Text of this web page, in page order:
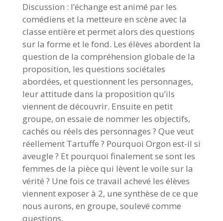
Discussion : l’échange est animé par les
comédiens et la metteure en scène avec la
classe entière et permet alors des questions
sur la forme et le fond. Les élèves abordent la
question de la compréhension globale de la
proposition, les questions sociétales
abordées, et questionnent les personnages,
leur attitude dans la proposition qu’ils
viennent de découvrir. Ensuite en petit
groupe, on essaie de nommer les objectifs,
cachés ou réels des personnages ? Que veut
réellement Tartuffe ? Pourquoi Orgon est-il si
aveugle ? Et pourquoi finalement se sont les
femmes de la pièce qui lèvent le voile sur la
vérité ? Une fois ce travail achevé les élèves
viennent exposer à 2, une synthèse de ce que
nous aurons, en groupe, soulevé comme
questions.